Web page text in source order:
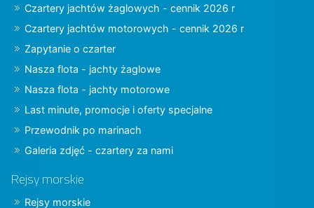
Czartery jachtów żaglowych - cennik 2026 r
Czartery jachtów motorowych - cennik 2026 r
Zapytanie o czarter
Nasza flota - jachty żaglowe
Nasza flota - jachty motorowe
Last minute, promocje i oferty specjalne
Przewodnik po marinach
Galeria zdjęć - czartery za nami
Rejsy morskie
Rejsy morskie